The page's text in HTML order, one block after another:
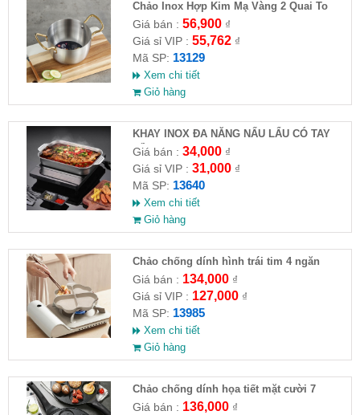
Chảo Inox Hợp Kim Mạ Vàng 2 Quai To
18cm
Giá bán : 56,900₫
Giá sỉ VIP : 55,762₫
Mã SP: 13129
Xem chi tiết
Giỏ hàng
KHAY INOX ĐA NĂNG NẤU LẨU CÓ TAY
CẦM
Giá bán : 34,000₫
Giá sỉ VIP : 31,000₫
Mã SP: 13640
Xem chi tiết
Giỏ hàng
Chảo chống dính hình trái tim 4 ngăn
Giá bán : 134,000₫
Giá sỉ VIP : 127,000₫
Mã SP: 13985
Xem chi tiết
Giỏ hàng
Chảo chống dính họa tiết mặt cười 7
khuôn
Giá bán : 136,000₫